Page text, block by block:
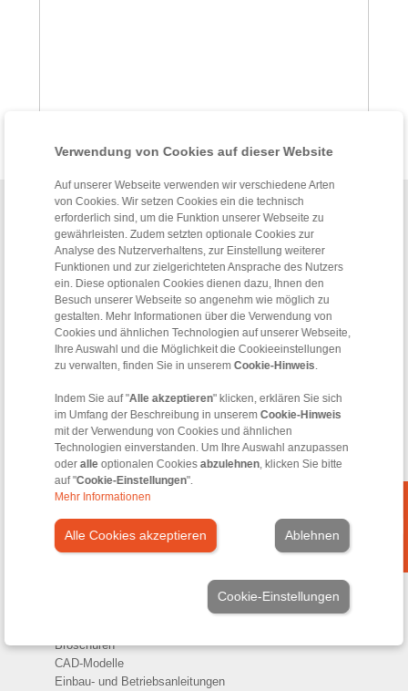
Verwendung von Cookies auf dieser Website
Auf unserer Webseite verwenden wir verschiedene Arten
von Cookies. Wir setzen Cookies ein die technisch
erforderlich sind, um die Funktion unserer Webseite zu
gewährleisten. Zudem setzten optionale Cookies zur
Analyse des Nutzerverhaltens, zur Einstellung weiterer
Funktionen und zur zielgerichteten Ansprache des Nutzers
ein. Diese optionalen Cookies dienen dazu, Ihnen den
Besuch unserer Webseite so angenehm wie möglich zu
gestalten. Mehr Informationen über die Verwendung von
Cookies und ähnlichen Technologien auf unserer Webseite,
Ihre Auswahl und die Möglichkeit die Cookieeinstellungen
zu verwalten, finden Sie in unserem Cookie-Hinweis
Indem Sie auf "Alle akzeptieren" klicken, erklären Sie sich
im Umfang der Beschreibung in unserem Cookie-Hinweis
mit der Verwendung von Cookies und ähnlichen
Technologien einverstanden. Um Ihre Auswahl anzupassen
oder alleoptionalen Cookies abzulehnen, klicken Sie bitte
auf "Cookie-Einstellungen".
Mehr Informationen
Alle Cookies akzeptieren Ablehnen
Cookie-Einstellungen
Allgemeine Verkaufsbedingungen|Hinweisgeberplattform
Freiläufe
Bremsen
Welle-Nabe-Verbindungen
Schwerlastkupplungen
Industriekupplungen
Präzisionskupplungen
Präzisions-Spannzeuge
RCS® Fernbetätigungen
Branchen
Broschüren
CAD-Modelle
Einbau- und Betriebsanleitungen